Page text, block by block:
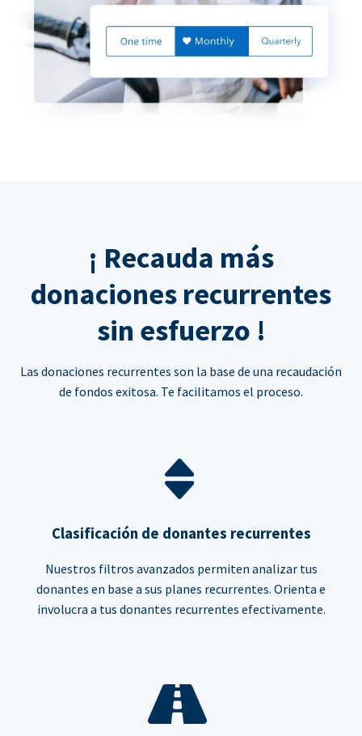
¡ Recauda más
donaciones recurrentes
sin esfuerzo !
Las donaciones recurrentes son la base de una recaudación
de fondos exitosa. Te facilitamos el proceso.
Clasificación de donantes recurrentes
Nuestros filtros avanzados permiten analizar tus
donantes en base a sus planes recurrentes. Orienta e
involucra a tus donantes recurrentes efectivamente.